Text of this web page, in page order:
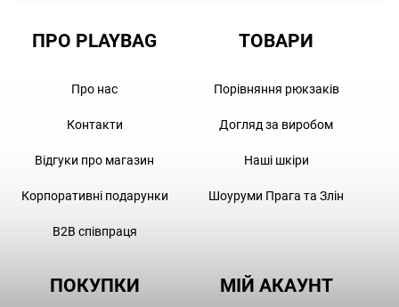
ПРО PLAYBAG
Про нас
Контакти
Відгуки про магазин
Корпоративні подарунки
B2B співпраця
ТОВАРИ
Порівняння рюкзаків
Догляд за виробом
Наші шкіри
Шоуруми Прага та Злін
ПОКУПКИ МІЙ АКАУНТ